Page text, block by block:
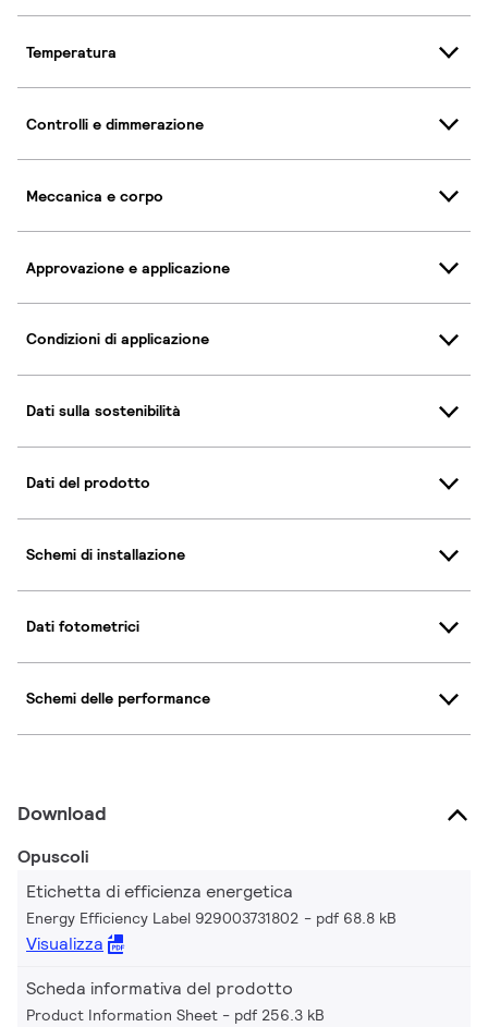
Temperatura
Controlli e dimmerazione
Meccanica e corpo
Approvazione e applicazione
Condizioni di applicazione
Dati sulla sostenibilità
Dati del prodotto
Schemi di installazione
Dati fotometrici
Schemi delle performance
Download
Opuscoli
Etichetta di efficienza energetica
Energy Efficiency Label 929003731802 pdf 68.8 kB
Visualizza
Scheda informativa del prodotto
Product Information Sheet pdf 256.3 kB